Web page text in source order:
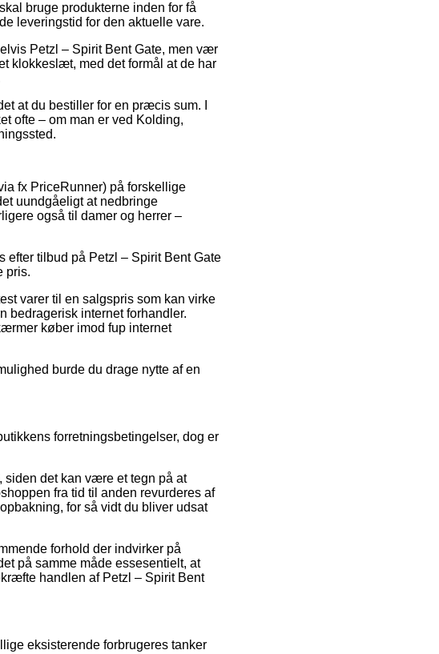
bruge produkterne inden for få
leveringstid for den aktuelle vare.
Petzl – Spirit Bent Gate, men vær
klokkeslæt, med det formål at de har
at du bestiller for en præcis sum. I
ofte – om man er ved Kolding,
fx PriceRunner) på forskellige
uundgåeligt at nedbringe
også til damer og herrer –
tilbud på Petzl – Spirit Bent Gate
pris.
varer til en salgspris som kan virke
bedragerisk internet forhandler.
køber imod fup internet
burde du drage nytte af en
forretningsbetingelser, dog er
det kan være et tegn på at
fra tid til anden revurderes af
for så vidt du bliver udsat
forhold der indvirker på
på samme måde essesentielt, at
handlen af Petzl – Spirit Bent
eksisterende forbrugeres tanker